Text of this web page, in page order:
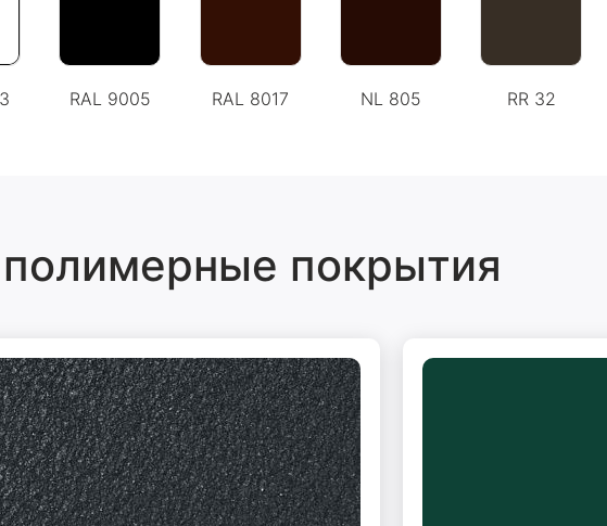
RAL 9005 RAL 8017 NL 805 RR 32
покрытия